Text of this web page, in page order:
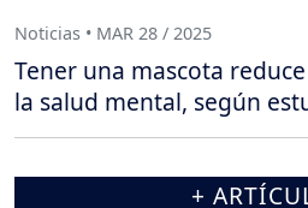
Noticias • MAR 28 / 2025
Tener una mascota
la salud mental, según
+